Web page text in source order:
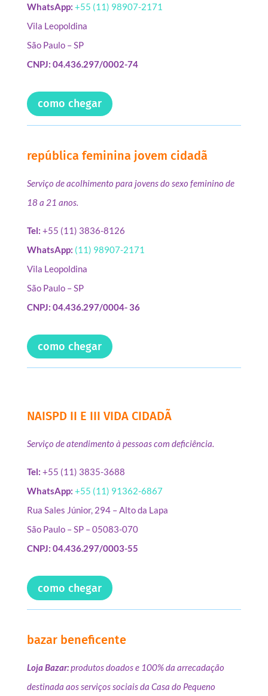
WhatsApp: +55 (11) 98907-2171
Vila Leopoldina
São Paulo – SP
CNPJ: 04.436.297/0002-74
como chegar
república feminina jovem cidadã
Serviço de acolhimento para jovens do sexo feminino de
18 a 21 anos.
Tel: +55 (11) 3836-8126
WhatsApp: (11) 98907-2171
Vila Leopoldina
São Paulo – SP
CNPJ: 04.436.297/0004- 36
como chegar
NAISPD II E III VIDA CIDADÃ
Serviço de atendimento à pessoas com deficiência.
Tel: +55 (11) 3835-3688
WhatsApp: +55 (11) 91362-6867
Rua Sales Júnior, 294 – Alto da Lapa
São Paulo – SP – 05083-070
CNPJ: 04.436.297/0003-55
como chegar
bazar beneficente
Loja Bazar:produtos doados e 100% da arrecadação
destinada aos serviços sociais da Casa do Pequeno